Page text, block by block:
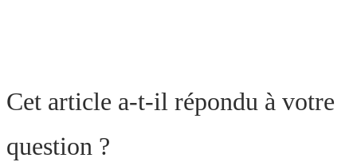
Cet article a-t-il répondu à votre
question ?